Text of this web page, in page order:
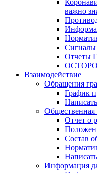
важно
Сигналы
Отчеты
Взаимодействие
Обращения
График
Общественная
Отчет о
Состав
Информация